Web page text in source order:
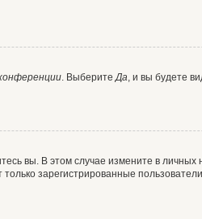
. ВыберитеДа, и вы будете
вы. В этом случае измените в личных
зарегистрированные